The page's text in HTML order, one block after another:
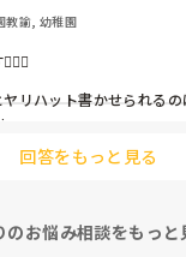
拘束されて辛いです
か?
教諭, 幼稚園
リハット書かせられる
回答をもっと見る
のお悩み相談をもっと